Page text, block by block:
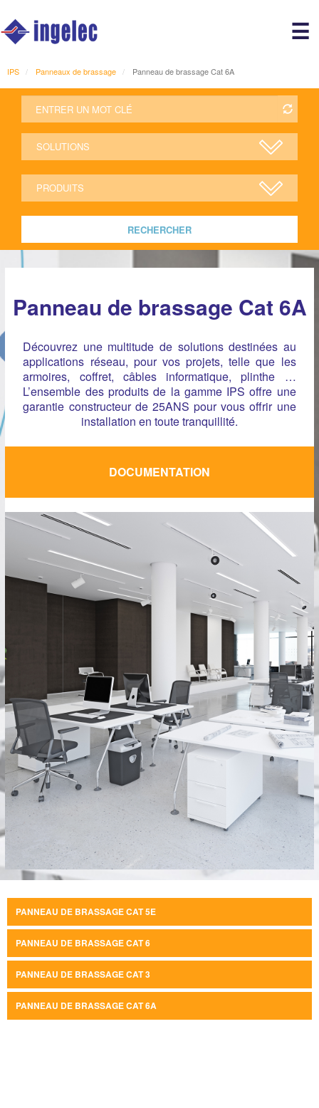
☰
IPS Panneaux de brassage Panneau de brassage Cat 6A
RECHERCHER
Panneau de brassage Cat 6A
Découvrez une multitude de solutions destinées au
applications réseau, pour vos projets, telle que les
armoires, coffret, câbles informatique, plinthe …
L’ensemble des produits de la gamme IPS offre une
garantie constructeur de 25ANS pour vous offrir une
installation en toute tranquillité.
DOCUMENTATION
PANNEAU DE BRASSAGE CAT 5E
PANNEAU DE BRASSAGE CAT 6
PANNEAU DE BRASSAGE CAT 3
PANNEAU DE BRASSAGE CAT 6A